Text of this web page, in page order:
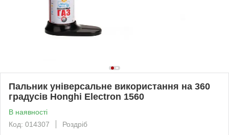
Пальник універсальне використання на 360
градусів Honghi Electron 1560
В наявності
Код: 014307
Роздріб